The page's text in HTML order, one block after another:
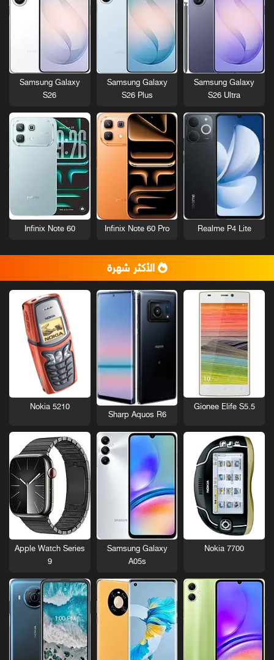
Samsung Galaxy
S26 Ultra
Samsung Galaxy
S26 Plus
Samsung Galaxy
S26
Realme P4 Lite
Infinix Note 60 Pro
Infinix Note 60
الأكثر شهرة
Gionee Elife S5.5
Sharp Aquos R6
Nokia 5210
Nokia 7700
Samsung Galaxy
A05s
Apple Watch Series
9